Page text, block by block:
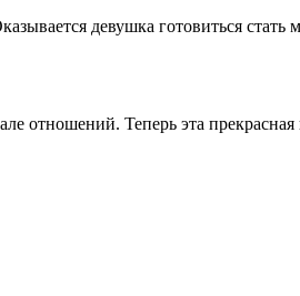
девушка готовиться
отношений. Теперь эта прекрасная